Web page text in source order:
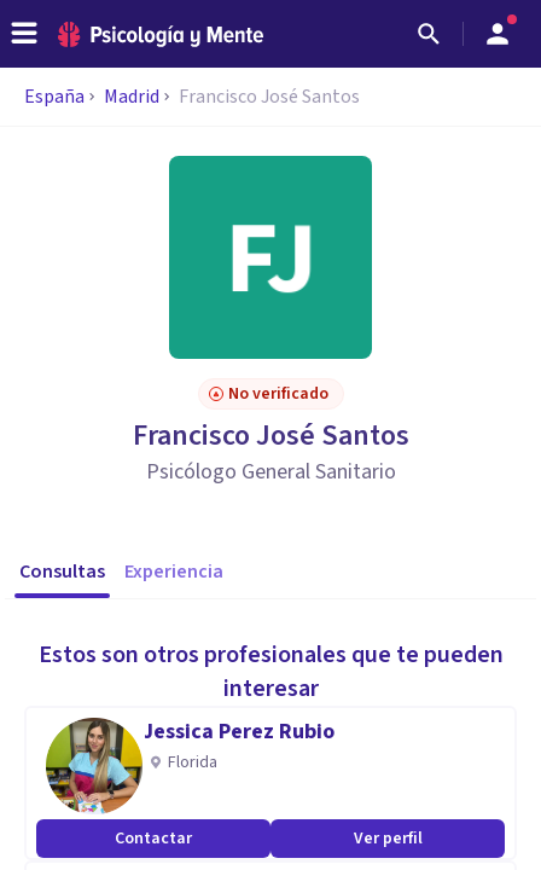
España Madrid Francisco José Santos
No verificado
Francisco José Santos
Psicólogo General Sanitario
Consultas Experiencia
Estos son otros profesionales que te pueden
interesar
Jessica Perez Rubio
Florida
Contactar Ver perfil